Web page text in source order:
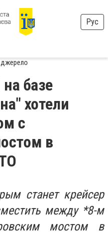
Рус
базе
хотели
с
в
станет крейсер
между *8-м
мостом в